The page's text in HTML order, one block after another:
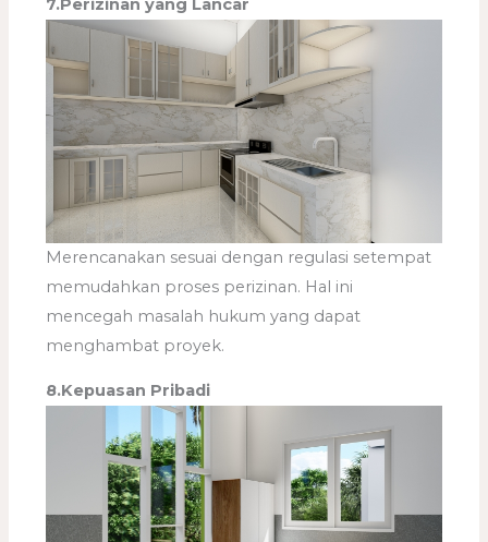
7.Perizinan yang Lancar
Merencanakan sesuai dengan regulasi setempat
memudahkan proses perizinan. Hal ini
mencegah masalah hukum yang dapat
menghambat proyek.
8.Kepuasan Pribadi